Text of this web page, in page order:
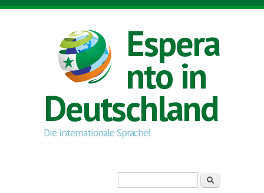
Direkt zum Inhalt
Espera
nto in
Deutschland
Die internationale Sprache!